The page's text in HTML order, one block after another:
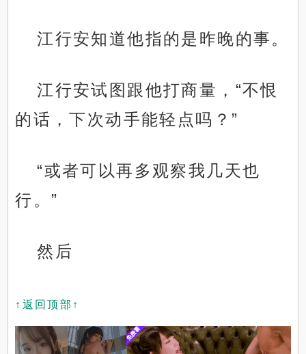
江行安知道他指的是昨晚的事。
江行安试图跟他打商量，“不恨
的话，下次动手能轻点吗？”
“或者可以再多观察我几天也
行。”
然后
↑返回顶部↑